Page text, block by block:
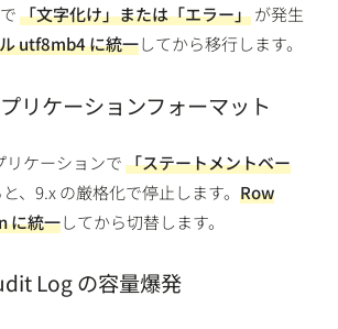
「文字化け」または「エラー」が発生
utf8mb4 に統一してから移行します。
リケーションフォーマット
リケーションで「ステートメントベー
、9.x の厳格化で停止します。Row
に統一してから切替します。
Log の容量爆発